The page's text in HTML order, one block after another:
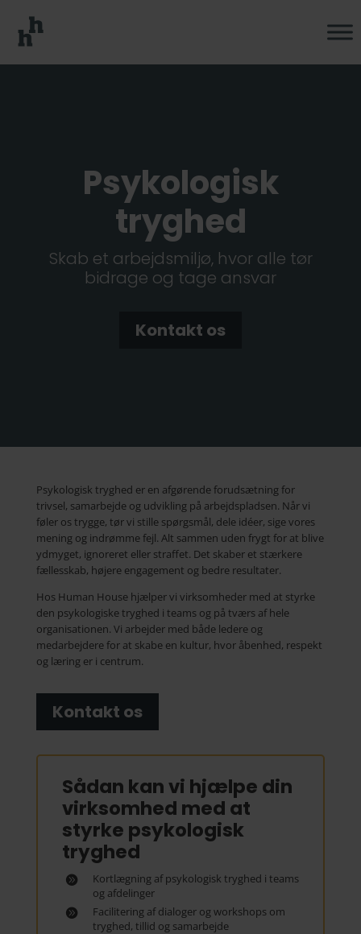
Psykologisk
tryghed
Skab et arbejdsmiljø, hvor alle tør
bidrage og tage ansvar
Kontakt os
Psykologisk tryghed er en afgørende forudsætning for
trivsel, samarbejde og udvikling på arbejdspladsen. Når vi
føler os trygge, tør vi stille spørgsmål, dele idéer, sige vores
mening og indrømme fejl. Alt sammen uden frygt for at blive
ydmyget, ignoreret eller straffet. Det skaber et stærkere
fællesskab, højere engagement og bedre resultater.
Hos Human House hjælper vi virksomheder med at styrke
den psykologiske tryghed i teams og på tværs af hele
organisationen. Vi arbejder med både ledere og
medarbejdere for at skabe en kultur, hvor åbenhed, respekt
og læring er i centrum.
Kontakt os
Sådan kan vi hjælpe din
virksomhed med at
styrke psykologisk
tryghed
Kortlægning af psykologisk tryghed i teams
og afdelinger
Facilitering af dialoger og workshops om
tryghed, tillid og samarbejde